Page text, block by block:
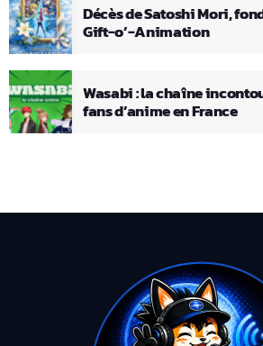
Décès de Satoshi Mori,
Gift-o’-Animation
Wasabi : la chaîne
fans d’anime en France